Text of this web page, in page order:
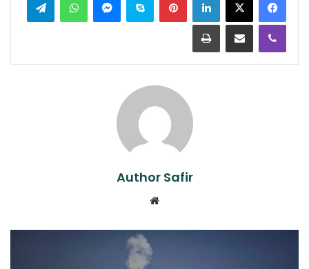
Viber
Share via Email
Print
Author Safir